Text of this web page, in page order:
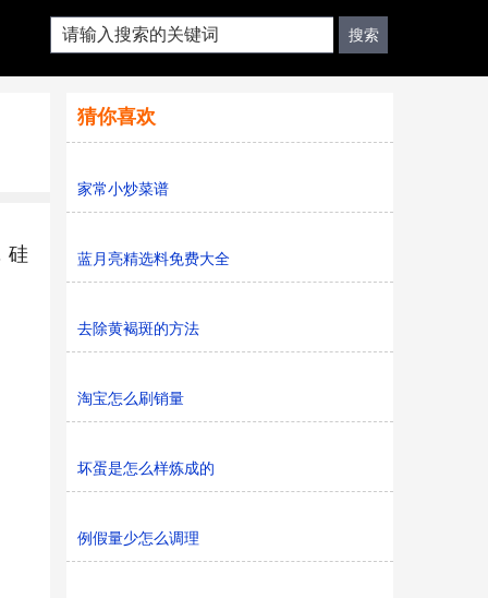
硅
猜你喜欢
家常小炒菜谱
蓝月亮精选料免费大全
去除黄褐斑的方法
淘宝怎么刷销量
坏蛋是怎么样炼成的
例假量少怎么调理